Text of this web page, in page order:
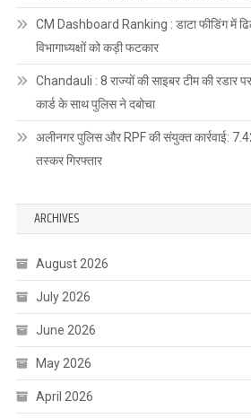
CM Dashboard Ranking : डाटा फीडिंग में
विभागाध्यक्षों को कड़ी फटकार
Chandauli : 8 राज्यों की साइबर टीम की रडार
कार्ड के साथ पुलिस ने दबोचा
अलीनगर पुलिस और RPF की संयुक्त कार्रवाई:
तस्कर गिरफ्तार
ARCHIVES
August 2026
July 2026
June 2026
May 2026
April 2026